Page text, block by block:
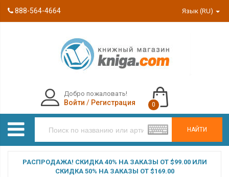
888-564-4664 Язык (RU)
НАЙТИ
Добро пожаловать!
Войти / Регистрация 0
РАСПРОДАЖА! СКИДКА 40% НА ЗАКАЗЫ ОТ $99.00 ИЛИ
СКИДКА 50% НА ЗАКАЗЫ ОТ $169.00